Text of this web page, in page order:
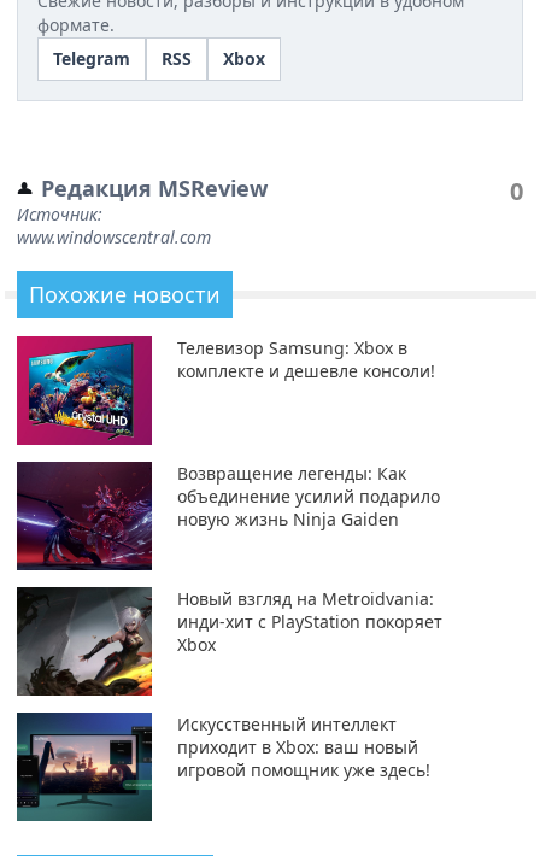
формате.
Telegram
RSS Xbox
Редакция MSReview
Источник:
www.windowscentral.com
0
Похожие новости
Телевизор Samsung: Xbox в
комплекте и дешевле консоли!
Возвращение легенды: Как
объединение усилий подарило
новую жизнь Ninja Gaiden
Новый взгляд на Metroidvania:
инди-хит с PlayStation покоряет
Xbox
Искусственный интеллект
приходит в Xbox: ваш новый
игровой помощник уже здесь!